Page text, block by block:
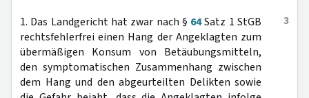
3
1. Das Landgericht hat zwar nach § 64Satz 1 StGB
rechtsfehlerfrei einen Hang der Angeklagten zum
übermäßigen Konsum von Betäubungsmitteln,
den symptomatischen Zusammenhang zwischen
dem Hang und den abgeurteilten Delikten sowie